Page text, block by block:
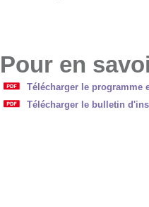
Pour en
Télécharger le programme
Télécharger le bulletin